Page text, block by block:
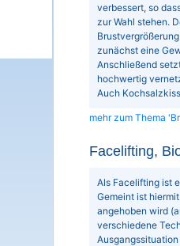
verbessert, so
zur Wahl stehen.
zunächst eine
Anschließend
hochwertig
Auch
mehr zum Thema
Facelifting,
Als Facelifting ist
Gemeint ist
angehoben wird
verschiedene